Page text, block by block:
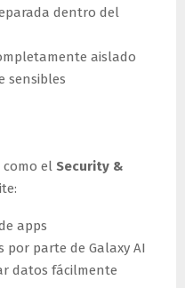
dentro del
aislado
sensibles
como el Security &
apps
parte de Galaxy AI
datos fácilmente